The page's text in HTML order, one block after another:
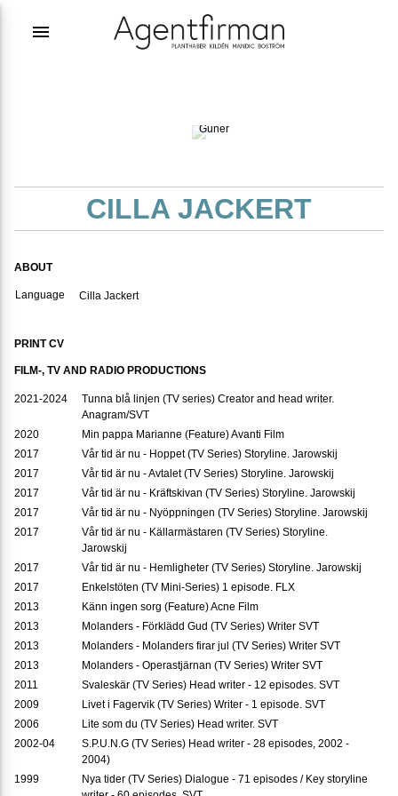
menu
Gunér
CILLA JACKERT
ABOUT
Language Cilla Jackert
PRINT CV
FILM-, TV AND RADIO PRODUCTIONS
2021-2024
Tunna blå linjen (TV series) Creator and head writer.
Anagram/SVT
2020
Min pappa Marianne (Feature) Avanti Film
2017
Vår tid är nu - Hoppet (TV Series) Storyline. Jarowskij
2017
Vår tid är nu - Avtalet (TV Series) Storyline. Jarowskij
2017
Vår tid är nu - Kräftskivan (TV Series) Storyline. Jarowskij
2017
Vår tid är nu - Nyöppningen (TV Series) Storyline. Jarowskij
2017
Vår tid är nu - Källarmästaren (TV Series) Storyline.
Jarowskij
2017
Vår tid är nu - Hemligheter (TV Series) Storyline. Jarowskij
2017
Enkelstöten (TV Mini-Series) 1 episode. FLX
2013
Känn ingen sorg (Feature) Acne Film
2013
Molanders - Förklädd Gud (TV Series) Writer SVT
2013
Molanders - Molanders firar jul (TV Series) Writer SVT
2013
Molanders - Operastjärnan (TV Series) Writer SVT
2011
Svaleskär (TV Series) Head writer - 12 episodes. SVT
2009
Livet i Fagervik (TV Series) Writer - 1 episode. SVT
2006
Lite som du (TV Series) Head writer. SVT
2002-04
S.P.U.N.G (TV Series) Head writer - 28 episodes, 2002 -
2004)
1999
Nya tider (TV Series) Dialogue - 71 episodes / Key storyline